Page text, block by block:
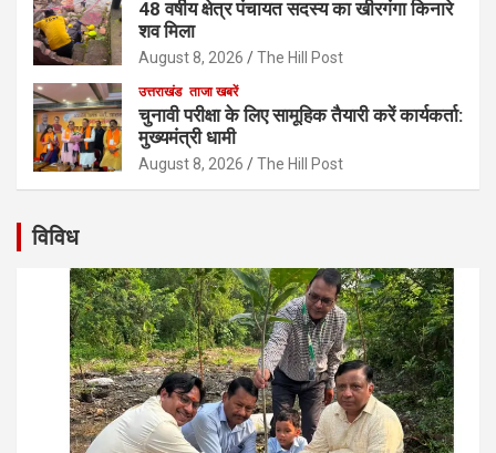
48 वर्षीय क्षेत्र पंचायत सदस्य का खीरगंगा किनारे
शव मिला
August 8, 2026 The Hill Post
उत्तराखंड ताजा खबरें
चुनावी परीक्षा के लिए सामूहिक तैयारी करें कार्यकर्ता:
मुख्यमंत्री धामी
August 8, 2026 The Hill Post
विविध